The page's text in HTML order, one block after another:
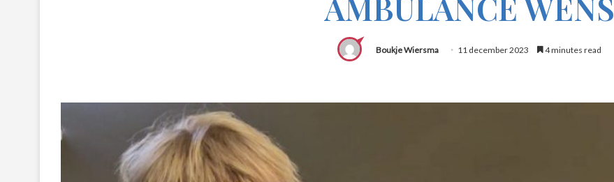
Boukje Wiersma 11 december 2023 4 minutes read